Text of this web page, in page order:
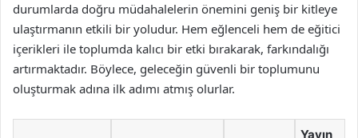
durumlarda doğru müdahalelerin önemini geniş bir kitleye
ulaştırmanın etkili bir yoludur. Hem eğlenceli hem de eğitici
içerikleri ile toplumda kalıcı bir etki bırakarak, farkındalığı
artırmaktadır. Böylece, geleceğin güvenli bir toplumunu
oluşturmak adına ilk adımı atmış olurlar.
Yayın